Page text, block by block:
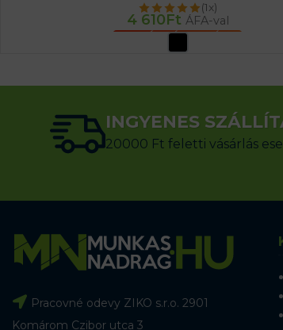
(1x)
4 610Ft ÁFA-val
OPCIÓK VÁLASZTÁSA
INGYENES
20000 Ft feletti vásárlás
Pracovné odevy ZIKO s.r.o. 2901
Komárom Czibor utca 3